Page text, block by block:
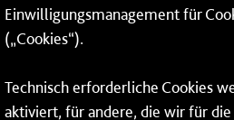
Netze
Rheinallee 41
Einwilligungsmanagement für
(„Cookies“).
Technisch erforderliche Cookies
aktiviert, für andere, die wir für die